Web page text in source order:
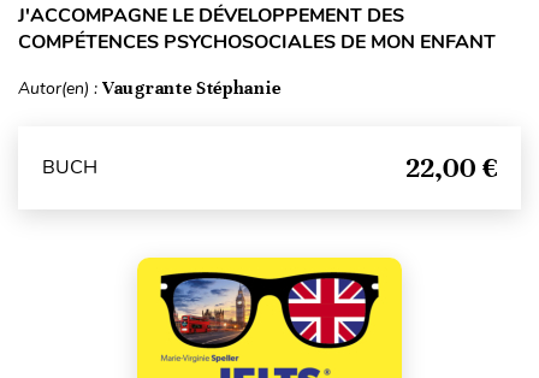
J'ACCOMPAGNE LE DÉVELOPPEMENT DES
COMPÉTENCES PSYCHOSOCIALES DE MON ENFANT
Autor(en) : Vaugrante Stéphanie
BUCH 22,00 €